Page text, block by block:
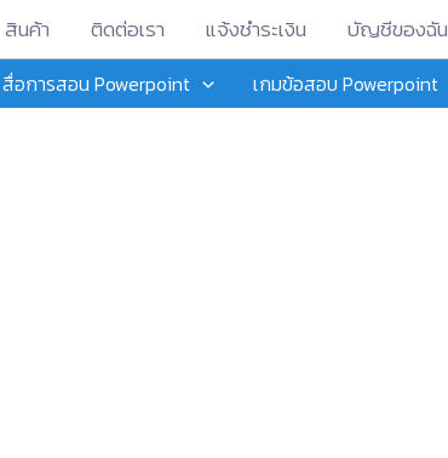
สินค้า ติดต่อเรา แจ้งชำระเงิน บัญชีของฉัน
สื่อการสอน Powerpoint เกมข้อสอบ Powerpoint